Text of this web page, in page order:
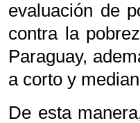
evaluación de
contra la
Paraguay,
a corto y
De esta